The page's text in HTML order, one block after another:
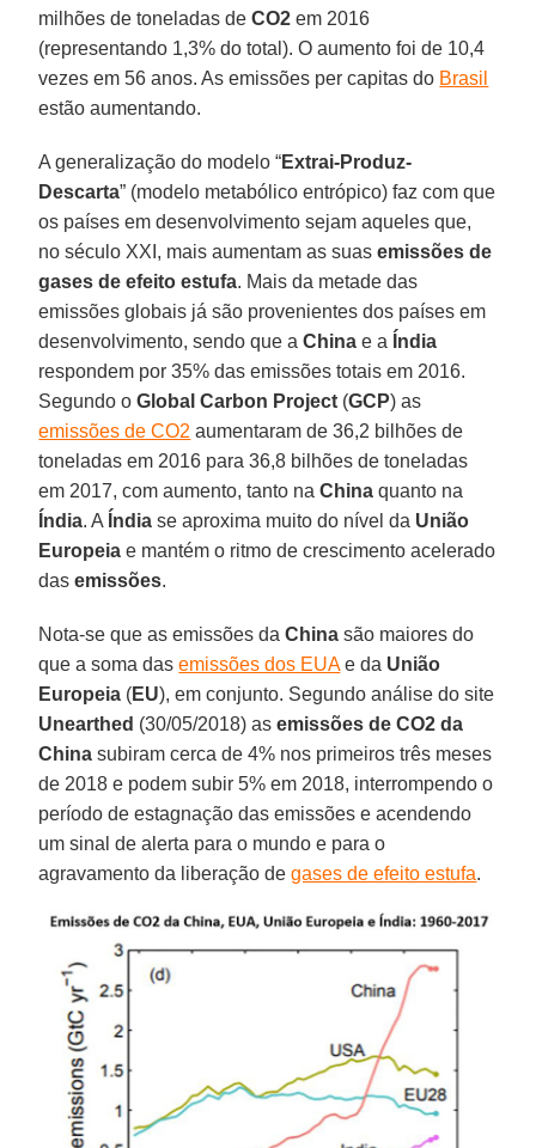
milhões de toneladas deCO2 em 2016
(representando 1,3% do total). O aumento foi de 10,4
vezes em 56 anos. As emissões per capitas do Brasil
estão aumentando.
A generalização do modelo “Extrai-Produz-
Descarta” (modelo metabólico entrópico) faz com que
os países em desenvolvimento sejam aqueles que,
no século XXI, mais aumentam as suasemissões de
gases de efeito estufa. Mais da metade das
emissões globais já são provenientes dos países em
desenvolvimento, sendo que aChina e a Índia
respondem por 35% das emissões totais em 2016.
Segundo oGlobal Carbon Project (GCP) as
emissões de CO2 aumentaram de 36,2 bilhões de
toneladas em 2016 para 36,8 bilhões de toneladas
em 2017, com aumento, tanto naChina quanto na
Índia. A Índia se aproxima muito do nível da União
Europeia e mantém o ritmo de crescimento acelerado
dasemissões.
Nota-se que as emissões daChina são maiores do
que a soma dasemissões dos EUAe da União
Europeia (EU), em conjunto. Segundo análise do site
Unearthed (30/05/2018) asemissões de CO2 da
China subiram cerca de 4% nos primeiros três meses
de 2018 e podem subir 5% em 2018, interrompendo o
período de estagnação das emissões e acendendo
um sinal de alerta para o mundo e para o
agravamento da liberação degases de efeito estufa.